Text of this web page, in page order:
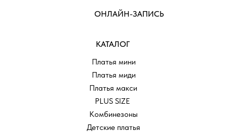
ОНЛАЙН-ЗАПИСЬ
КАТАЛОГ
Платья мини
Платья миди
Платья макси
PLUS SIZE
Детские платья
Комбинезоны